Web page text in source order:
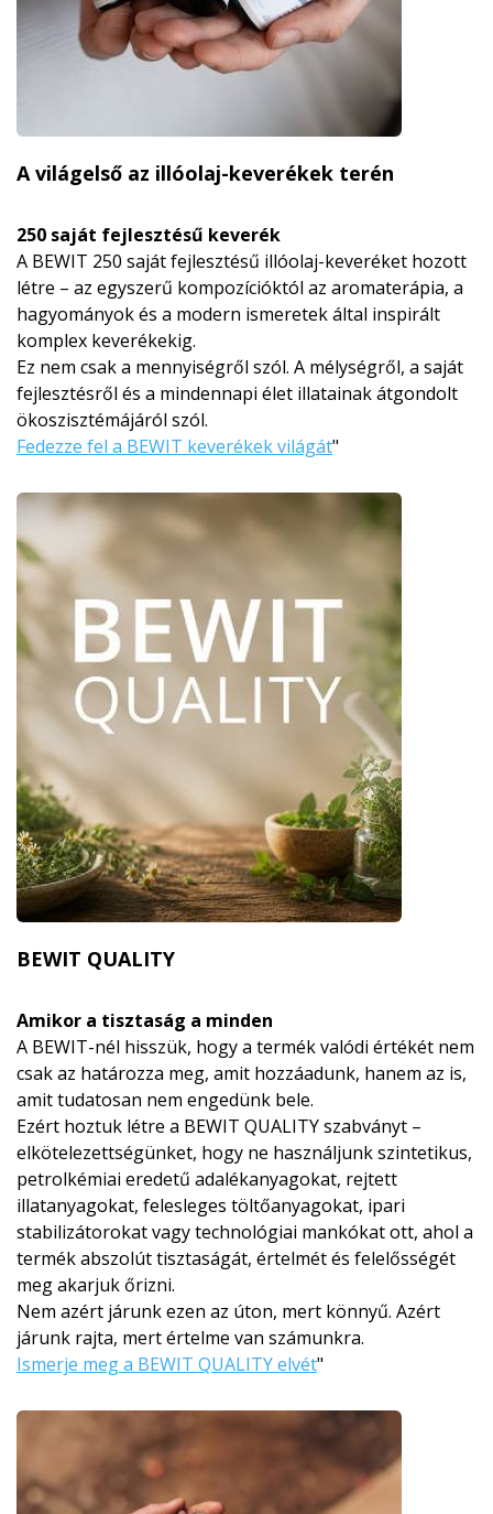
A világelső az illóolaj-keverékek terén
250 saját fejlesztésű keverék
A BEWIT 250 saját fejlesztésű illóolaj-keveréket hozott
létre – az egyszerű kompozícióktól az aromaterápia, a
hagyományok és a modern ismeretek által inspirált
komplex keverékekig.
Ez nem csak a mennyiségről szól. A mélységről, a saját
fejlesztésről és a mindennapi élet illatainak átgondolt
ökoszisztémájá­ról szól.
Fedezze fel a BEWIT keverékek világát"
BEWIT QUALITY
Amikor a tisztaság a minden
A BEWIT-nél hisszük, hogy a termék valódi értékét nem
csak az határozza meg, amit hozzáadunk, hanem az is,
amit tudatosan nem engedünk bele.
Ezért hoztuk létre a BEWIT QUALITY szabványt –
elkötelezettségünket, hogy ne használjunk szintetikus,
petrolkémiai eredetű adalékanyagokat, rejtett
illatanyagokat, felesleges töltőanyagokat, ipari
stabilizátorokat vagy technológiai mankókat ott, ahol a
termék abszolút tisztaságát, értelmét és felelősségét
meg akarjuk őrizni.
Nem azért járunk ezen az úton, mert könnyű. Azért
járunk rajta, mert értelme van számunkra.
Ismerje meg a BEWIT QUALITY elvét"